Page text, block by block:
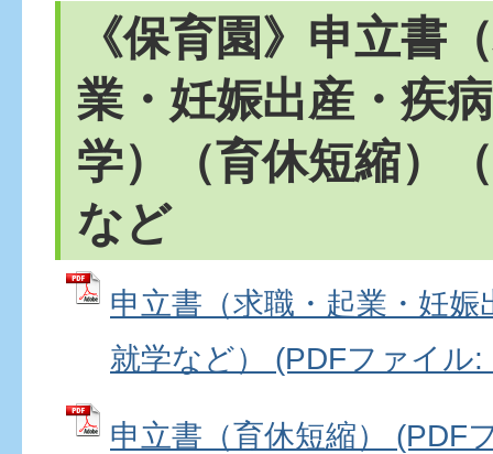
《保育園》申立書
業・妊娠出産・疾
学）（育休短縮）
など
申立書（求職・起業・妊娠
就学など） (PDFファイル:
申立書（育休短縮） (PDF